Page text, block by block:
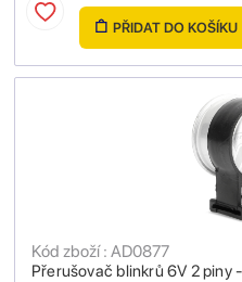
PŘIDAT DO KOŠÍKU
Přerušovač blinkrů 6V 2 piny
Kód zboží : AD0877